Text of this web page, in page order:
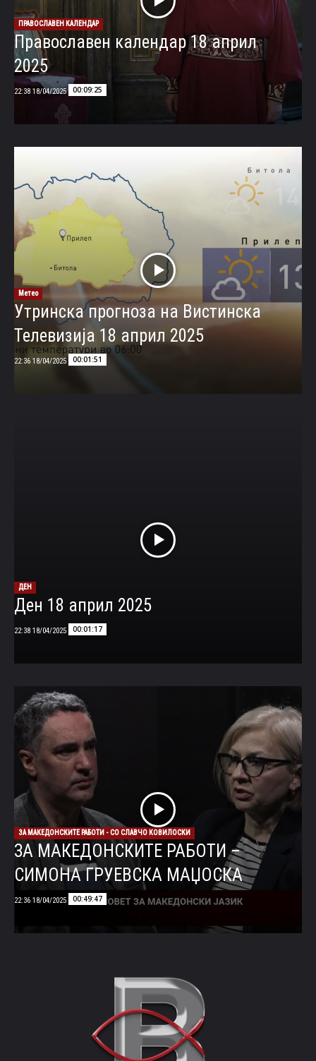
ПРАВОСЛАВЕН КАЛЕНДАР
Православен календар 18 април
2025
00:09:25
18/04/2025 22:38
Метео
Утринска прогноза на Вистинска
Телевизија 18 април 2025
00:01:51
18/04/2025 22:36
ДЕН
Ден 18 април 2025
00:01:17
18/04/2025 22:38
ЗА МАКЕДОНСКИТЕ РАБОТИ - СО СЛАВЧО КОВИЛОСКИ
ЗА МАКЕДОНСКИТЕ РАБОТИ –
СИМОНА ГРУЕВСКА МАЏОСКА
00:49:47
18/04/2025 22:36